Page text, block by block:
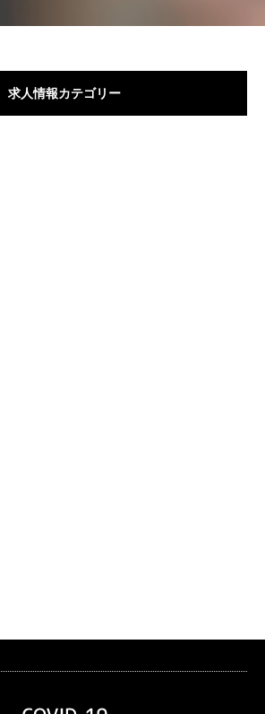
求人情報カテゴリー